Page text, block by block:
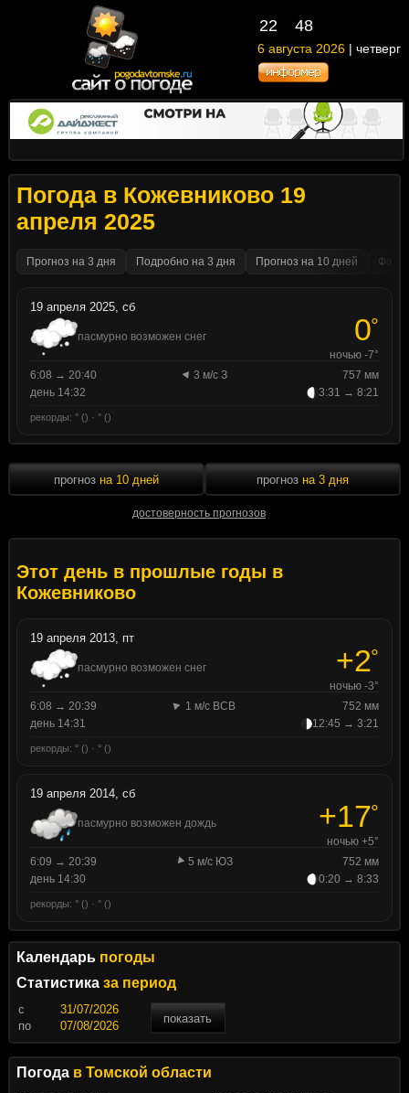
22 48
6 августа 2026 | четверг
Погода в Кожевниково 19
апреля 2025
Прогноз на 3 дня Подробно на 3 дня Прогноз на 10 дней
19 апреля 2025, сб
пасмурно возможен снег 0°
ночью -7°
6:08 → 20:40
3 м/с З
757 мм
день 14:32
3:31 → 8:21
рекорды: ° () · ° ()
прогноз на 10 дней
достоверность прогнозов
прогноз на 3 дня
Этот день в прошлые годы в
Кожевниково
19 апреля 2013, пт
пасмурно возможен снег +2°
ночью -3°
6:08 → 20:39
1 м/с ВСВ
752 мм
день 14:31
12:45 → 3:21
рекорды: ° () · ° ()
19 апреля 2014, сб
пасмурно возможен дождь +17°
ночью +5°
6:09 → 20:39
5 м/с ЮЗ
752 мм
день 14:30
0:20 → 8:33
рекорды: ° () · ° ()
Календарь погоды
Статистика за период
c
показать
по
Погода в Томской области